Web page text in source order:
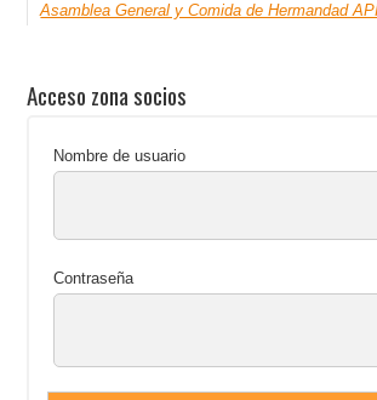
Asamblea General y Comida de Hermandad
Acceso zona socios
Nombre de usuario
Contraseña